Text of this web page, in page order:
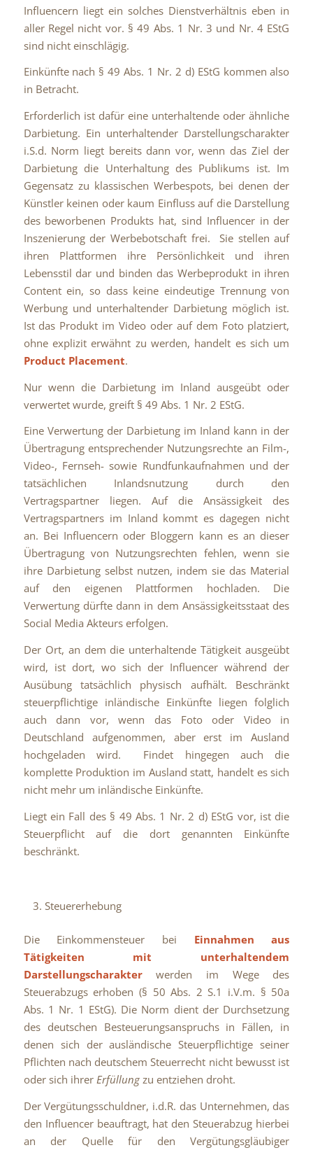
Influencern liegt ein solches Dienstverhältnis eben in
aller Regel nicht vor. § 49 Abs. 1 Nr. 3 und Nr. 4 EStG
sind nicht einschlägig.
Einkünfte nach § 49 Abs. 1 Nr. 2 d) EStG kommen also
in Betracht.
Erforderlich ist dafür eine unterhaltende oder ähnliche
Darbietung. Ein unterhaltender Darstellungscharakter
i.S.d. Norm liegt bereits dann vor, wenn das Ziel der
Darbietung die Unterhaltung des Publikums ist. Im
Gegensatz zu klassischen Werbespots, bei denen der
Künstler keinen oder kaum Einfluss auf die Darstellung
des beworbenen Produkts hat, sind Influencer in der
Inszenierung der Werbebotschaft frei. Sie stellen auf
ihren Plattformen ihre Persönlichkeit und ihren
Lebensstil dar und binden das Werbeprodukt in ihren
Content ein, so dass keine eindeutige Trennung von
Werbung und unterhaltender Darbietung möglich ist.
Ist das Produkt im Video oder auf dem Foto platziert,
ohne explizit erwähnt zu werden, handelt es sich um
Product Placement.
Nur wenn die Darbietung im Inland ausgeübt oder
verwertet wurde, greift § 49 Abs. 1 Nr. 2 EStG.
Eine Verwertung der Darbietung im Inland kann in der
Übertragung entsprechender Nutzungsrechte an Film-,
Video-, Fernseh- sowie Rundfunkaufnahmen und der
tatsächlichen Inlandsnutzung durch den
Vertragspartner liegen. Auf die Ansässigkeit des
Vertragspartners im Inland kommt es dagegen nicht
an. Bei Influencern oder Bloggern kann es an dieser
Übertragung von Nutzungsrechten fehlen, wenn sie
ihre Darbietung selbst nutzen, indem sie das Material
auf den eigenen Plattformen hochladen. Die
Verwertung dürfte dann in dem Ansässigkeitsstaat des
Social Media Akteurs erfolgen.
Der Ort, an dem die unterhaltende Tätigkeit ausgeübt
wird, ist dort, wo sich der Influencer während der
Ausübung tatsächlich physisch aufhält. Beschränkt
steuerpflichtige inländische Einkünfte liegen folglich
auch dann vor, wenn das Foto oder Video in
Deutschland aufgenommen, aber erst im Ausland
hochgeladen wird. Findet hingegen auch die
komplette Produktion im Ausland statt, handelt es sich
nicht mehr um inländische Einkünfte.
Liegt ein Fall des § 49 Abs. 1 Nr. 2 d) EStG vor, ist die
Steuerpflicht auf die dort genannten Einkünfte
beschränkt.
Steuererhebung
Die Einkommensteuer bei Einnahmen aus
Tätigkeiten mit unterhaltendem
Darstellungscharakterwerden im Wege des
Steuerabzugs erhoben (§ 50 Abs. 2 S.1 i.V.m. § 50a
Abs. 1 Nr. 1 EStG). Die Norm dient der Durchsetzung
des deutschen Besteuerungsanspruchs in Fällen, in
denen sich der ausländische Steuerpflichtige seiner
Pflichten nach deutschem Steuerrecht nicht bewusst ist
oder sich ihrer Erfüllungzu entziehen droht.
Der Vergütungsschuldner, i.d.R. das Unternehmen, das
den Influencer beauftragt, hat den Steuerabzug hierbei
an der Quelle für den Vergütungsgläubiger